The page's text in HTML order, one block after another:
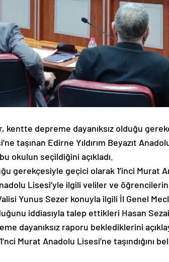
depreme dayanıksız olduğu
taşınan Edirne Yıldırım Beyazıt
okulun seçildiğini açıkladı.
gerekçesiyle geçici olarak 1’inci Murat
Lisesi’yle ilgili veliler ve
Yunus Sezer konuyla ilgili İl Genel
iddiasıyla talep ettikleri Hasan
dayanıksız raporu beklediklerini
Murat Anadolu Lisesi’ne taşındığını